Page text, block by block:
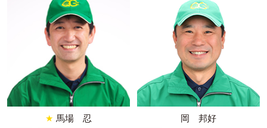
★ 馬場 忍 岡 邦好